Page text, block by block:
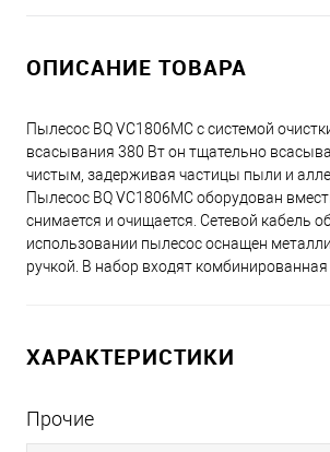
ОПИСАНИЕ ТОВАРА
Пылесос BQ VC1806MC с системой
всасывания 380 Вт он тщательно
чистым, задерживая частицы пыли и
Пылесос BQ VC1806MC оборудован
снимается и очищается. Сетевой кабель
использовании пылесос оснащен
ручкой. В набор входят
ХАРАКТЕРИСТИКИ
Прочие